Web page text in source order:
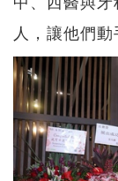
人，讓他們動